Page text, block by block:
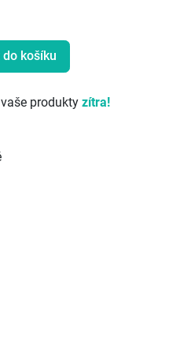
do košíku
produkty zítra!